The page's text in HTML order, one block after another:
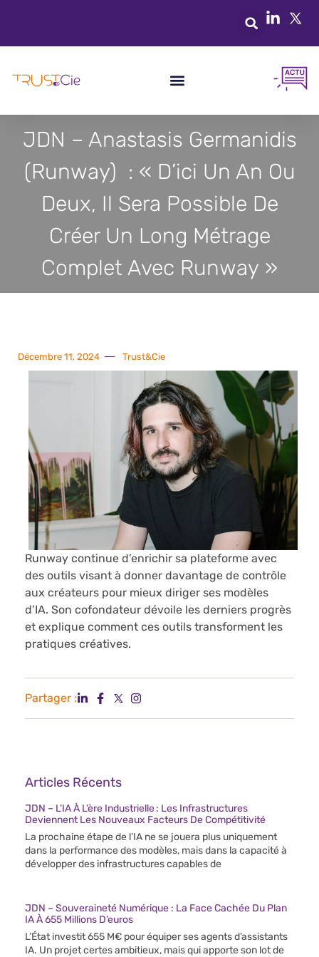
JDN – Anastasis Germanidis
(Runway) : « D’ici Un An Ou
Deux, Il Sera Possible De
Créer Un Long Métrage
Complet Avec Runway »
Décembre 11, 2024 Trust&Cie
Runway continue d’enrichir sa plateforme avec
des outils visant à donner davantage de contrôle
aux créateurs pour mieux diriger ses modèles
d’IA. Son cofondateur dévoile les derniers progrès
et explique comment ces outils transforment les
pratiques créatives.
Partager :
Articles Récents
JDN – L’IA À L’ère Industrielle : Les Infrastructures
Deviennent Les Nouveaux Facteurs De Compétitivité
La prochaine étape de l’IA ne se jouera plus uniquement
dans la performance des modèles, mais dans la capacité à
développer des infrastructures capables de
JDN – Souveraineté Numérique : La Face Cachée Du Plan
IA À 655 Millions D’euros
L’État investit 655 M€ pour équiper ses agents d’assistants
IA. Un projet certes ambitieux, mais qui apporte son lot de